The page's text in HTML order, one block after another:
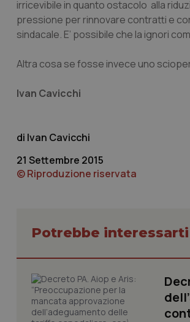
irricevibile in quanto ostacolo alla
pressione per rinnovare contratti e
sindacale. E’ possibile che la ignori
Altra cosa se fosse invece uno
Ivan Cavicchi
Ivan Cavicchi
21 Settembre 2015
© Riproduzione riservata
Potrebbe